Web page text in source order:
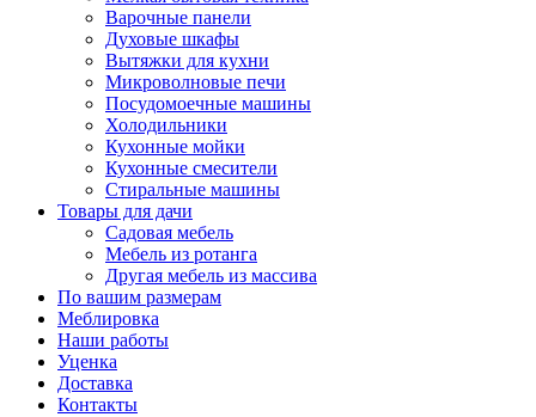
Варочные панели
Духовые шкафы
Вытяжки для кухни
Микроволновые печи
Посудомоечные машины
Холодильники
Кухонные мойки
Кухонные смесители
Стиральные машины
Товары для дачи
Садовая мебель
Мебель из ротанга
Другая мебель из массива
По вашим размерам
Меблировка
Наши работы
Уценка
Доставка
Контакты